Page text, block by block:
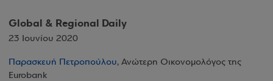
Global & Regional Daily
23 Ιουνίου 2020
Παρασκευή Πετροπούλου, Ανώτερη Οικονομολόγος της
Eurobank